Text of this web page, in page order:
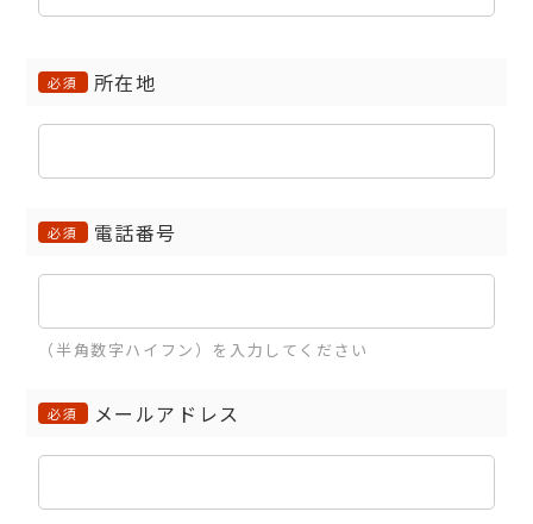
必須 所在地
必須 電話番号
（半角数字ハイフン）を入力してください
必須 メールアドレス